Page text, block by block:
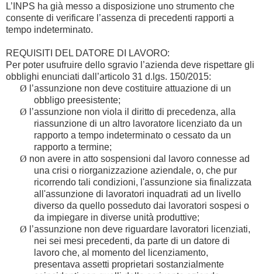
L’INPS ha già messo a disposizione uno strumento che
consente di verificare l’assenza di precedenti rapporti a
tempo indeterminato.
REQUISITI DEL DATORE DI LAVORO:
Per poter usufruire dello sgravio l’azienda deve rispettare gli
obblighi enunciati dall’articolo 31 d.lgs. 150/2015:
Ø l’assunzione non deve costituire attuazione di un
obbligo preesistente;
Ø l’assunzione non viola il diritto di precedenza, alla
riassunzione di un altro lavoratore licenziato da un
rapporto a tempo indeterminato o cessato da un
rapporto a termine;
Ø non avere in atto sospensioni dal lavoro connesse ad
una crisi o riorganizzazione aziendale, o, che pur
ricorrendo tali condizioni, l'assunzione sia finalizzata
all'assunzione di lavoratori inquadrati ad un livello
diverso da quello posseduto dai lavoratori sospesi o
da impiegare in diverse unità produttive;
Ø l’assunzione non deve riguardare lavoratori licenziati,
nei sei mesi precedenti, da parte di un datore di
lavoro che, al momento del licenziamento,
presentava assetti proprietari sostanzialmente